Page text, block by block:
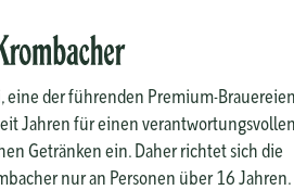
eine der führenden Premium-
Jahren für einen
Getränken ein. Daher richtet sich die
nur an Personen über 16 Jahren.